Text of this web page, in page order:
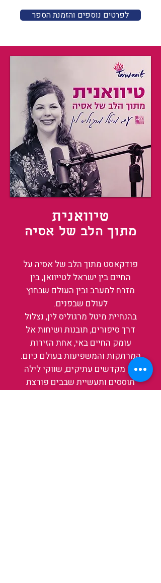
לפרטים נוספים והזמנת הספר
טיוואנית
מתוך הלב של אסיה
פודקאסט מתוך הלב של אסיה על
החיים בין ישראל לטייוואן, בין
מזרח למערב ובין העולם שבחוץ
לעולם שבפנים.
בהנחיית מיטל מרגוליס לין, נצלול
דרך סיפורים, תובנות ושיחות אל
עומק החיים באי, אחת הזירות
המרתקות והמשפיעות בעולם כיום.
בין מקדשים עתיקים, שווקי לילה
תוססים ותעשיית שבבים פורצת